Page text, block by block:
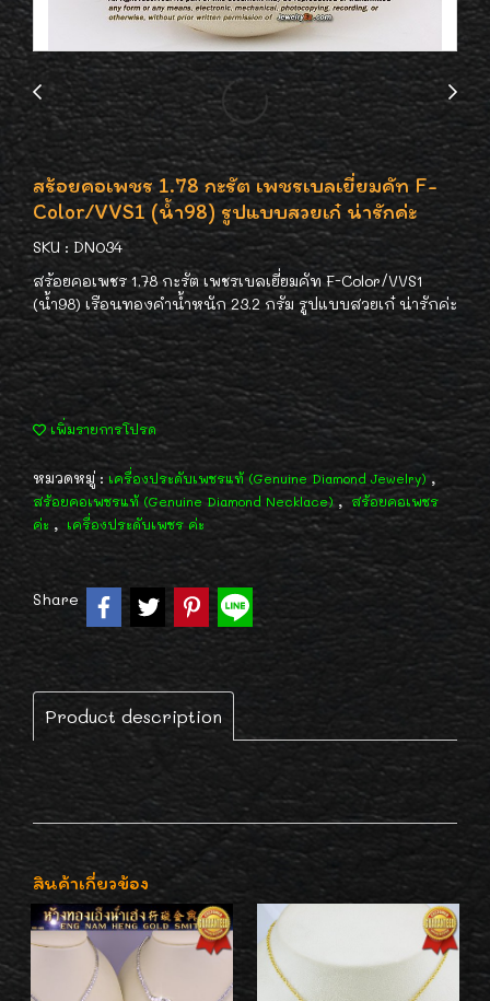
สร้อยคอเพชร 1.78 กะรัต เพชรเบลเยี่ยมคัท F-
Color/VVS1 (น้ำ98) รูปแบบสวยเก๋ น่ารักค่ะ
SKU : DN034
สร้อยคอเพชร 1.78 กะรัต เพชรเบลเยี่ยมคัท F-Color/VVS1
(น้ำ98) เรือนทองคำน้ำหนัก 23.2 กรัม รูปแบบสวยเก๋ น่ารักค่ะ
เพิ่มรายการโปรด
หมวดหมู่ : เครื่องประดับเพชรแท้ (Genuine Diamond Jewelry),
สร้อยคอเพชรแท้ (Genuine Diamond Necklace) , สร้อยคอเพชร
ค่ะ , เครื่องประดับเพชร ค่ะ
Share
Product description
สินค้าเกี่ยวข้อง